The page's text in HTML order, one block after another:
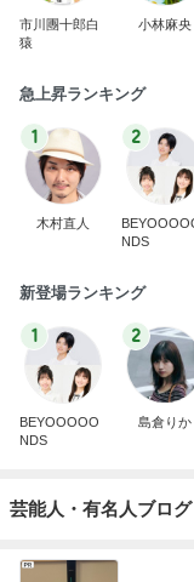
市川團十郎白
猿
小林麻央
急上昇ランキング
1
木村直人
2
NDS
新登場ランキング
1
BEYOOOOO
NDS
2
島倉りか
芸能人・有名人ブロ